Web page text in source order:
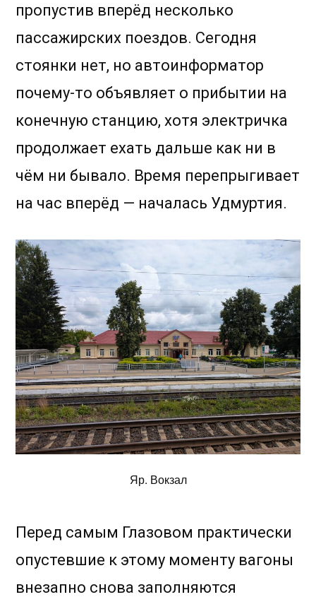
пропустив вперёд несколько
пассажирских поездов. Сегодня
стоянки нет, но автоинформатор
почему-то объявляет о прибытии на
конечную станцию, хотя электричка
продолжает ехать дальше как ни в
чём ни бывало. Время перепрыгивает
на час вперёд — началась Удмуртия.
Яр. Вокзал
Перед самым Глазовом практически
опустевшие к этому моменту вагоны
внезапно снова заполняются